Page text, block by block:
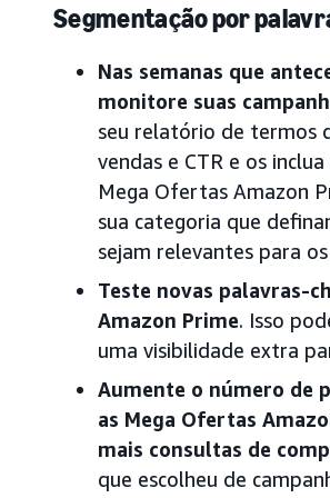
Segmentação por
Nas semanas que
monitore suas
seu relatório de termos
vendas e CTR e os
Mega Ofertas Amazon
sua categoria que
sejam relevantes para
Teste novas palavras-
Amazon Prime. Isso
uma visibilidade extra
Aumente o número de
as Mega Ofertas
mais consultas de
que escolheu de